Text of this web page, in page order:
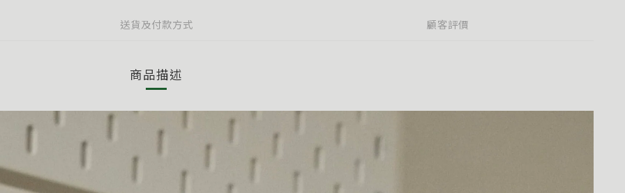
送貨及付款方式 顧客評價
商品描述